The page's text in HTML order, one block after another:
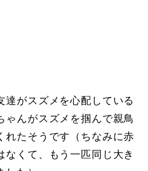
達がスズメを心配している
ゃんがスズメを掴んで親鳥
れたそうです（ちなみに赤
なくて、もう一匹同じ大き